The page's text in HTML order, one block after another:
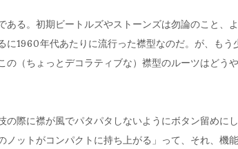
る。初期ビートルズやストーンズは勿論のこと、
に1960年代あたりに流行った襟型なのだ。が、もう
の（ちょっとデコラティブな）襟型のルーツはどう
際に襟が風でパタパタしないようにボタン留めに
ノットがコンパクトに持ち上がる」って、それ、機